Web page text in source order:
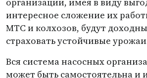
интересное сложение их
МТС и колхозов, будут
страховать устойчивые
Вся система насосных
может быть самостоятельна и